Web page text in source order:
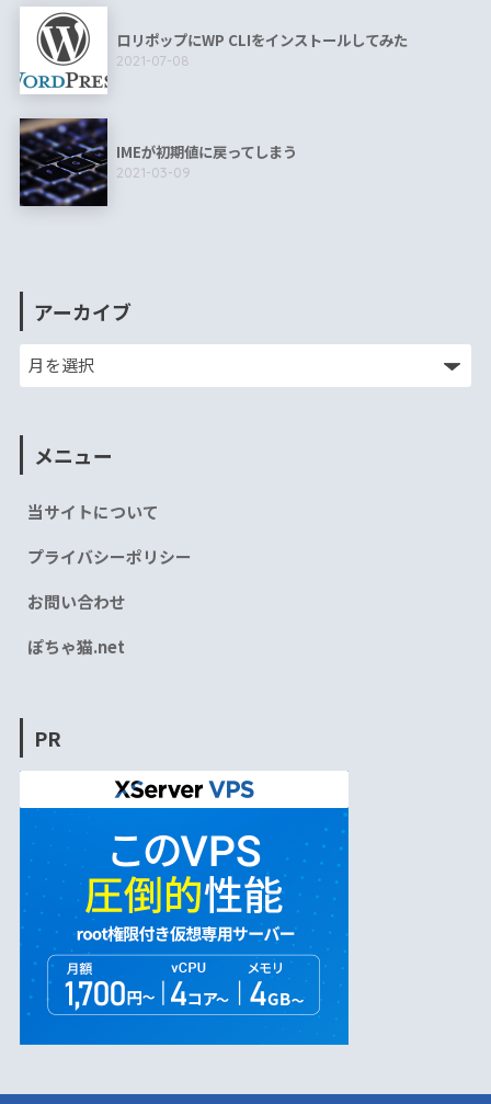
ロリポップにWP CLIをインストールしてみた
2021-07-08
IMEが初期値に戻ってしまう
2021-03-09
アーカイブ
メニュー
当サイトについて
プライバシーポリシー
お問い合わせ
ぽちゃ猫.net
PR